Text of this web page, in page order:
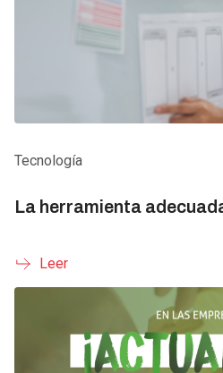
Tecnología
La herramienta
Leer